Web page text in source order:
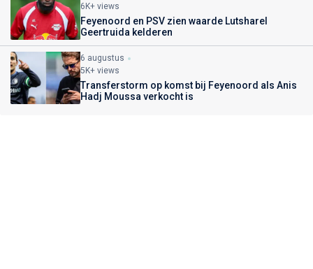
6K+ views
Feyenoord en PSV zien waarde Lutsharel
Geertruida kelderen
6 augustus
5K+ views
Transferstorm op komst bij Feyenoord als Anis
Hadj Moussa verkocht is